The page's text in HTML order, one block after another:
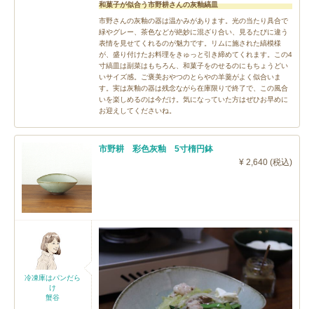
和菓子が似合う市野耕さんの灰釉縞皿
市野さんの灰釉の器は温かみがあります。光の当たり具合で
緑やグレー、茶色などが絶妙に混ざり合い、見るたびに違う
表情を見せてくれるのが魅力です。リムに施された縞模様
が、盛り付けたお料理をきゅっと引き締めてくれます。この4
寸縞皿は副菜はもちろん、和菓子をのせるのにもちょうどい
いサイズ感。ご褒美おやつのとらやの羊羹がよく似合いま
す。実は灰釉の器は残念ながら在庫限りで終了で、この風合
いを楽しめるのは今だけ。気になっていた方はぜひお早めに
お迎えしてくださいね。
市野耕 彩色灰釉 5寸楕円鉢
¥ 2,640 (税込)
冷凍庫はパンだら
け
蟹谷